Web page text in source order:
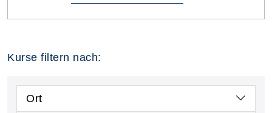
Kurse filtern nach:
Ort